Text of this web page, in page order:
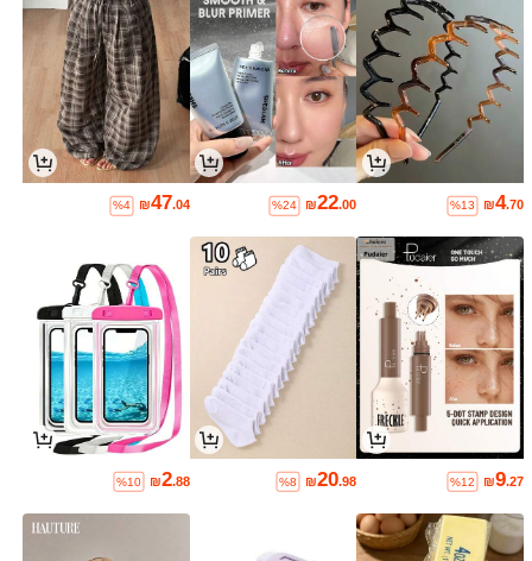
₪4.70
%13
₪22.00
%24
₪47.04
%4
₪9.27
%12
₪20.98
%8
₪2.88
%10